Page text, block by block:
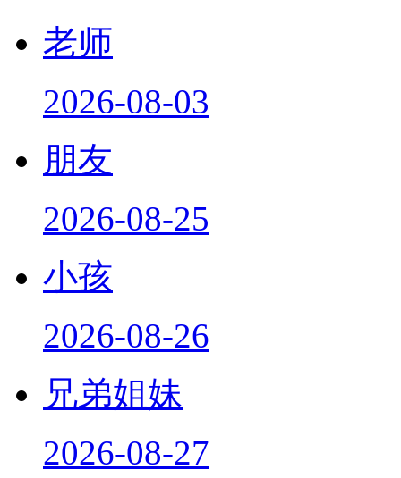
老师
2026-08-03
朋友
2026-08-25
小孩
2026-08-26
兄弟姐妹
2026-08-27